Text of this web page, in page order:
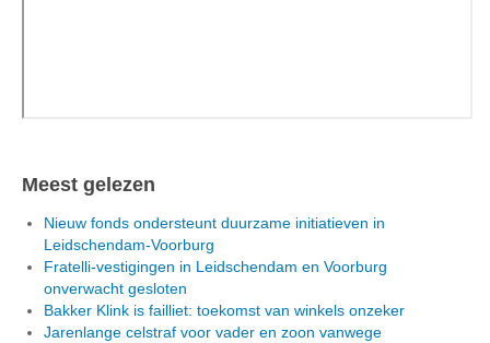
Meest gelezen
Nieuw fonds ondersteunt duurzame initiatieven in
Leidschendam-Voorburg
Fratelli-vestigingen in Leidschendam en Voorburg
onverwacht gesloten
Bakker Klink is failliet: toekomst van winkels onzeker
Jarenlange celstraf voor vader en zoon vanwege